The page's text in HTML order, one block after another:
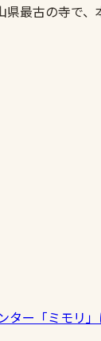
最古の寺で
ター「ミモリ